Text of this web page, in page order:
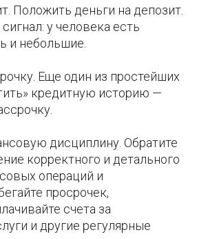
Положить деньги на депозит.
у человека есть
и небольшие.
Еще один из простейших
кредитную историю —
дисциплину. Обратите
корректного и детального
операций и
просрочек,
счета за
и другие регулярные